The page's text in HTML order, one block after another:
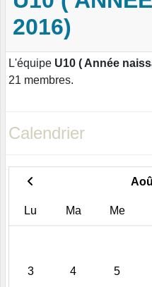
2016)
L'équipe U10 ( Année
21 membres.
Calendrier
Lu Ma Me
3 4 5